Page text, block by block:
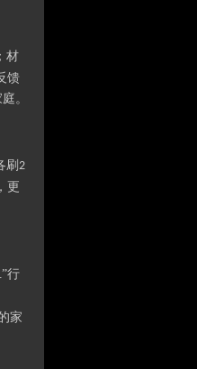
材
馈
。
刷 2
更
”行
家